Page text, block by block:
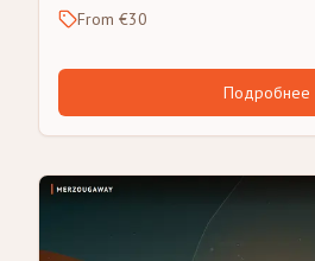
From €30
Подробнее